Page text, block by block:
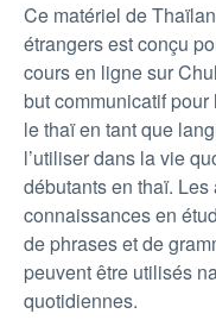
Ce matériel de
étrangers est conçu
cours en ligne sur
but communicatif pour
le thaï en tant que
l’utiliser dans la vie
débutants en thaï.
connaissances en
de phrases et de
peuvent être utilisés
quotidiennes.